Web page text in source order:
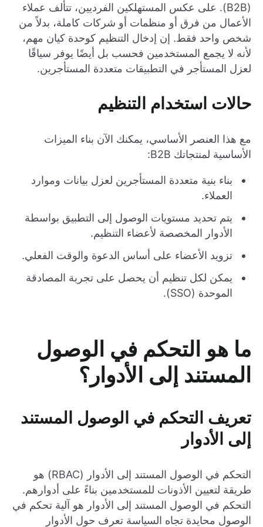
(B2B). على عكس المستهلكين الفرديين، تتألف عملاء
الأعمال من فرق أو منظمات أو شركات كاملة، بدلاً من
شخص واحد فقط. إن إدخال التنظيم كوحدة كيان مهم،
لأنه لا يجمع المستخدمين فحسب بل أيضًا يوفر سياقًا
لعزل المستأجر في التطبيقات متعددة المستأجرين.
حالات استخدام التنظيم
مع هذا العنصر الأساسي، يمكنك الآن بناء الميزات
الأساسية لمنتجاتك B2B:
بناء بنية متعددة المستأجرين لعزل بيانات وموارد
العملاء.
يتم تحديد مستويات الوصول إلى التطبيق بواسطة
الأدوار المخصصة لأعضاء التنظيم.
تزويد الأعضاء على أساس الدعوة والوقت الفعلي.
يمكن لكل تنظيم أن يحصل على تجربة المصادقة
الموحدة (SSO).
ما هو التحكم في الوصول
المستند إلى الأدوار؟
تعريف التحكم في الوصول المستند
إلى الأدوار
التحكم في الوصول المستند إلى الأدوار (RBAC) هو
طريقة لتعيين الأذونات للمستخدمين بناءً على أدوارهم.
التحكم في الوصول المستند إلى الأدوار هو آلية تحكم في
الوصول محايدة تجاه السياسة تعرف حول الأدوار